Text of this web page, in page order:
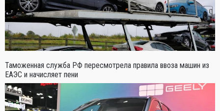
Таможенная служба РФ пересмотрела правила ввоза машин из
ЕАЭС и начисляет пени